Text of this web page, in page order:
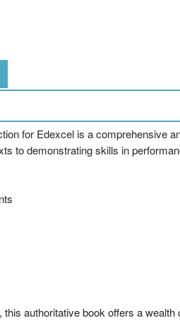
for Edexcel is a comprehensive
to demonstrating skills in
authoritative book offers a